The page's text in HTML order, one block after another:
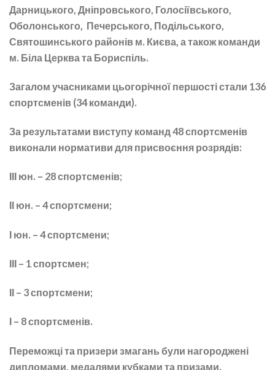
Дарницького, Дніпровського, Голосіївського,
Оболонського, Печерського, Подільського,
Святошинського районів м. Києва, а також команди
м. Біла Церква та Бориспіль.
Загалом учасниками цьогорічної першості стали 136
спортсменів (34 команди).
За результатами виступу команд 48 спортсменів
виконали нормативи для присвоєння розрядів:
ІІІ юн. – 28 спортсменів;
ІІ юн. – 4 спортсмени;
І юн. – 4 спортсмени;
ІІІ – 1 спортсмен;
ІІ – 3 спортсмени;
І – 8 спортсменів.
Переможці та призери змагань були нагороджені
дипломами, медалями кубками та призами.